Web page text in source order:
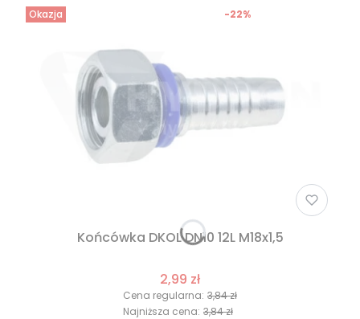
Okazja
Końcówka DKOL DN10 12L M18x1,5
2,99 zł
Cena regularna: 3,84 zł
-22%
Najniższa cena: 3,84 zł